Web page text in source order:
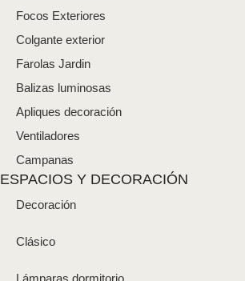
Focos Exteriores
Colgante exterior
Farolas Jardin
Balizas luminosas
Apliques decoración
Ventiladores
Campanas
ESPACIOS Y DECORACIÓN
Decoración
Clásico